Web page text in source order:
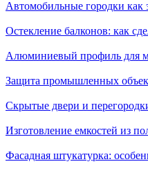
Автомобильные городки
Остекление балконов: как
Алюминиевый профиль для
Защита промышленных
Скрытые двери и
Изготовление емкостей из
Фасадная штукатурка: